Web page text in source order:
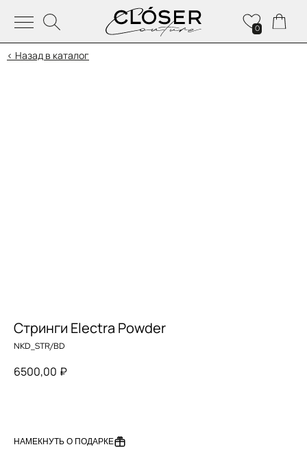
0
< Назад в каталог
Стринги Electra Powder
NKD_STR/BD
6500,00 ₽
НАМЕКНУТЬ О ПОДАРКЕ